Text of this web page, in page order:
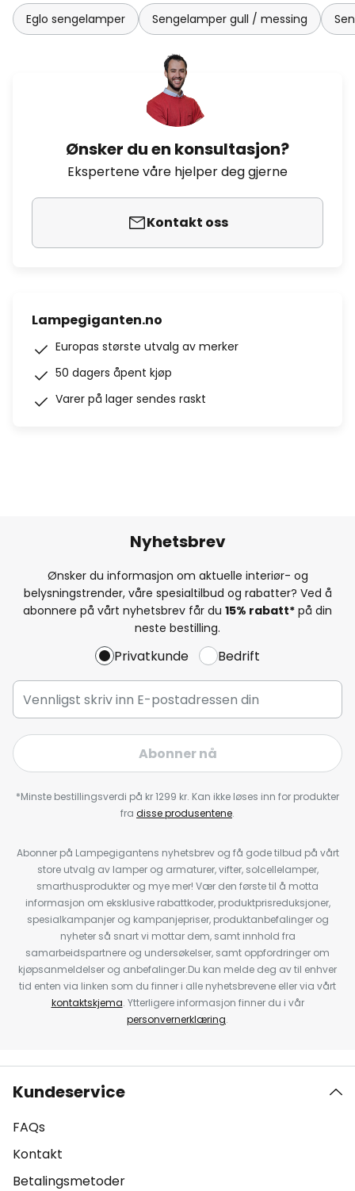
Eglo sengelamper Sengelamper gull / messing
Ønsker du en konsultasjon?
Ekspertene våre hjelper deg gjerne
Kontakt oss
Lampegiganten.no
Europas største utvalg av merker
50 dagers åpent kjøp
Varer på lager sendes raskt
Nyhetsbrev
Ønsker du informasjon om aktuelle interiør- og
belysningstrender, våre spesialtilbud og rabatter? Ved å
abonnere på vårt nyhetsbrev får du 15% rabatt* på din
neste bestilling.
Privatkunde Bedrift
Abonner nå
*Minste bestillingsverdi på kr 1299 kr. Kan ikke løses inn for produkter
fra disse produsentene.
Abonner på Lampegigantens nyhetsbrev og få gode tilbud på vårt
store utvalg av lamper og armaturer, vifter, solcellelamper,
smarthusprodukter og mye mer! Vær den første til å motta
informasjon om eksklusive rabattkoder, produktprisreduksjoner,
spesialkampanjer og kampanjepriser, produktanbefalinger og
nyheter så snart vi mottar dem, samt innhold fra
samarbeidspartnere og undersøkelser, samt oppfordringer om
kjøpsanmeldelser og anbefalinger.Du kan melde deg av til enhver
tid enten via linken som du finner i alle nyhetsbrevene eller via vårt
kontaktskjema. Ytterligere informasjon finner du i vår
personvernerklæring.
Kundeservice
FAQs
Kontakt
Betalingsmetoder